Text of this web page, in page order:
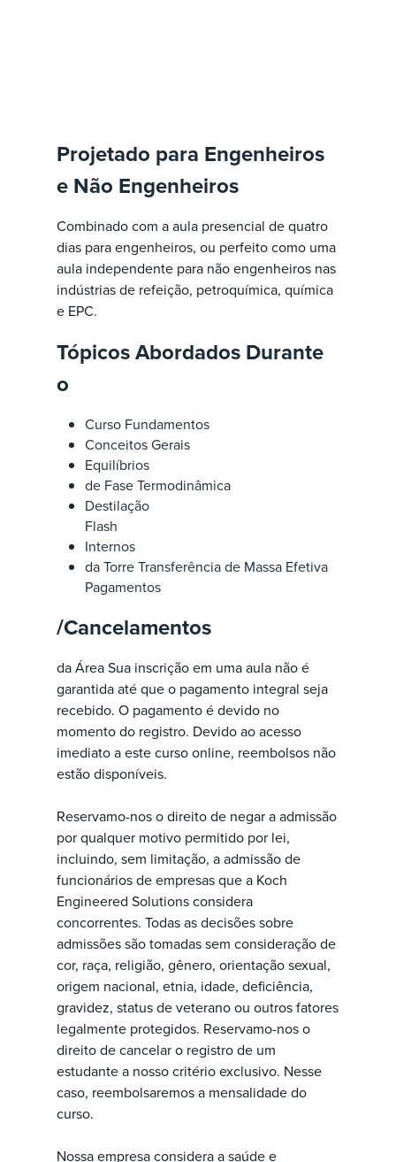
Projetado para Engenheiros
e Não Engenheiros
Combinado com a aula presencial de quatro
dias para engenheiros, ou perfeito como uma
aula independente para não engenheiros nas
indústrias de refeição, petroquímica, química
e EPC.
Tópicos Abordados Durante
o
Curso Fundamentos
Conceitos Gerais
Equilíbrios
de Fase Termodinâmica
Destilação
Flash
Internos
da Torre Transferência de Massa Efetiva
Pagamentos
/Cancelamentos
da Área Sua inscrição em uma aula não é
garantida até que o pagamento integral seja
recebido. O pagamento é devido no
momento do registro. Devido ao acesso
imediato a este curso online, reembolsos não
estão disponíveis.
Reservamo-nos o direito de negar a admissão
por qualquer motivo permitido por lei,
incluindo, sem limitação, a admissão de
funcionários de empresas que a Koch
Engineered Solutions considera
concorrentes. Todas as decisões sobre
admissões são tomadas sem consideração de
cor, raça, religião, gênero, orientação sexual,
origem nacional, etnia, idade, deficiência,
gravidez, status de veterano ou outros fatores
legalmente protegidos. Reservamo-nos o
direito de cancelar o registro de um
estudante a nosso critério exclusivo. Nesse
caso, reembolsaremos a mensalidade do
curso.
Nossa empresa considera a saúde e